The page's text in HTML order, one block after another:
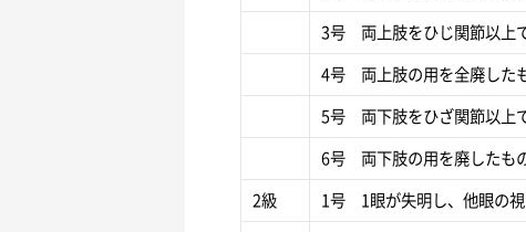
3号 両上肢をひじ関節以上
4号 両上肢の用を全廃した
5号 両下肢をひざ関節以上
6号 両下肢の用を廃したも
2級 1号 1眼が失明し、他眼の